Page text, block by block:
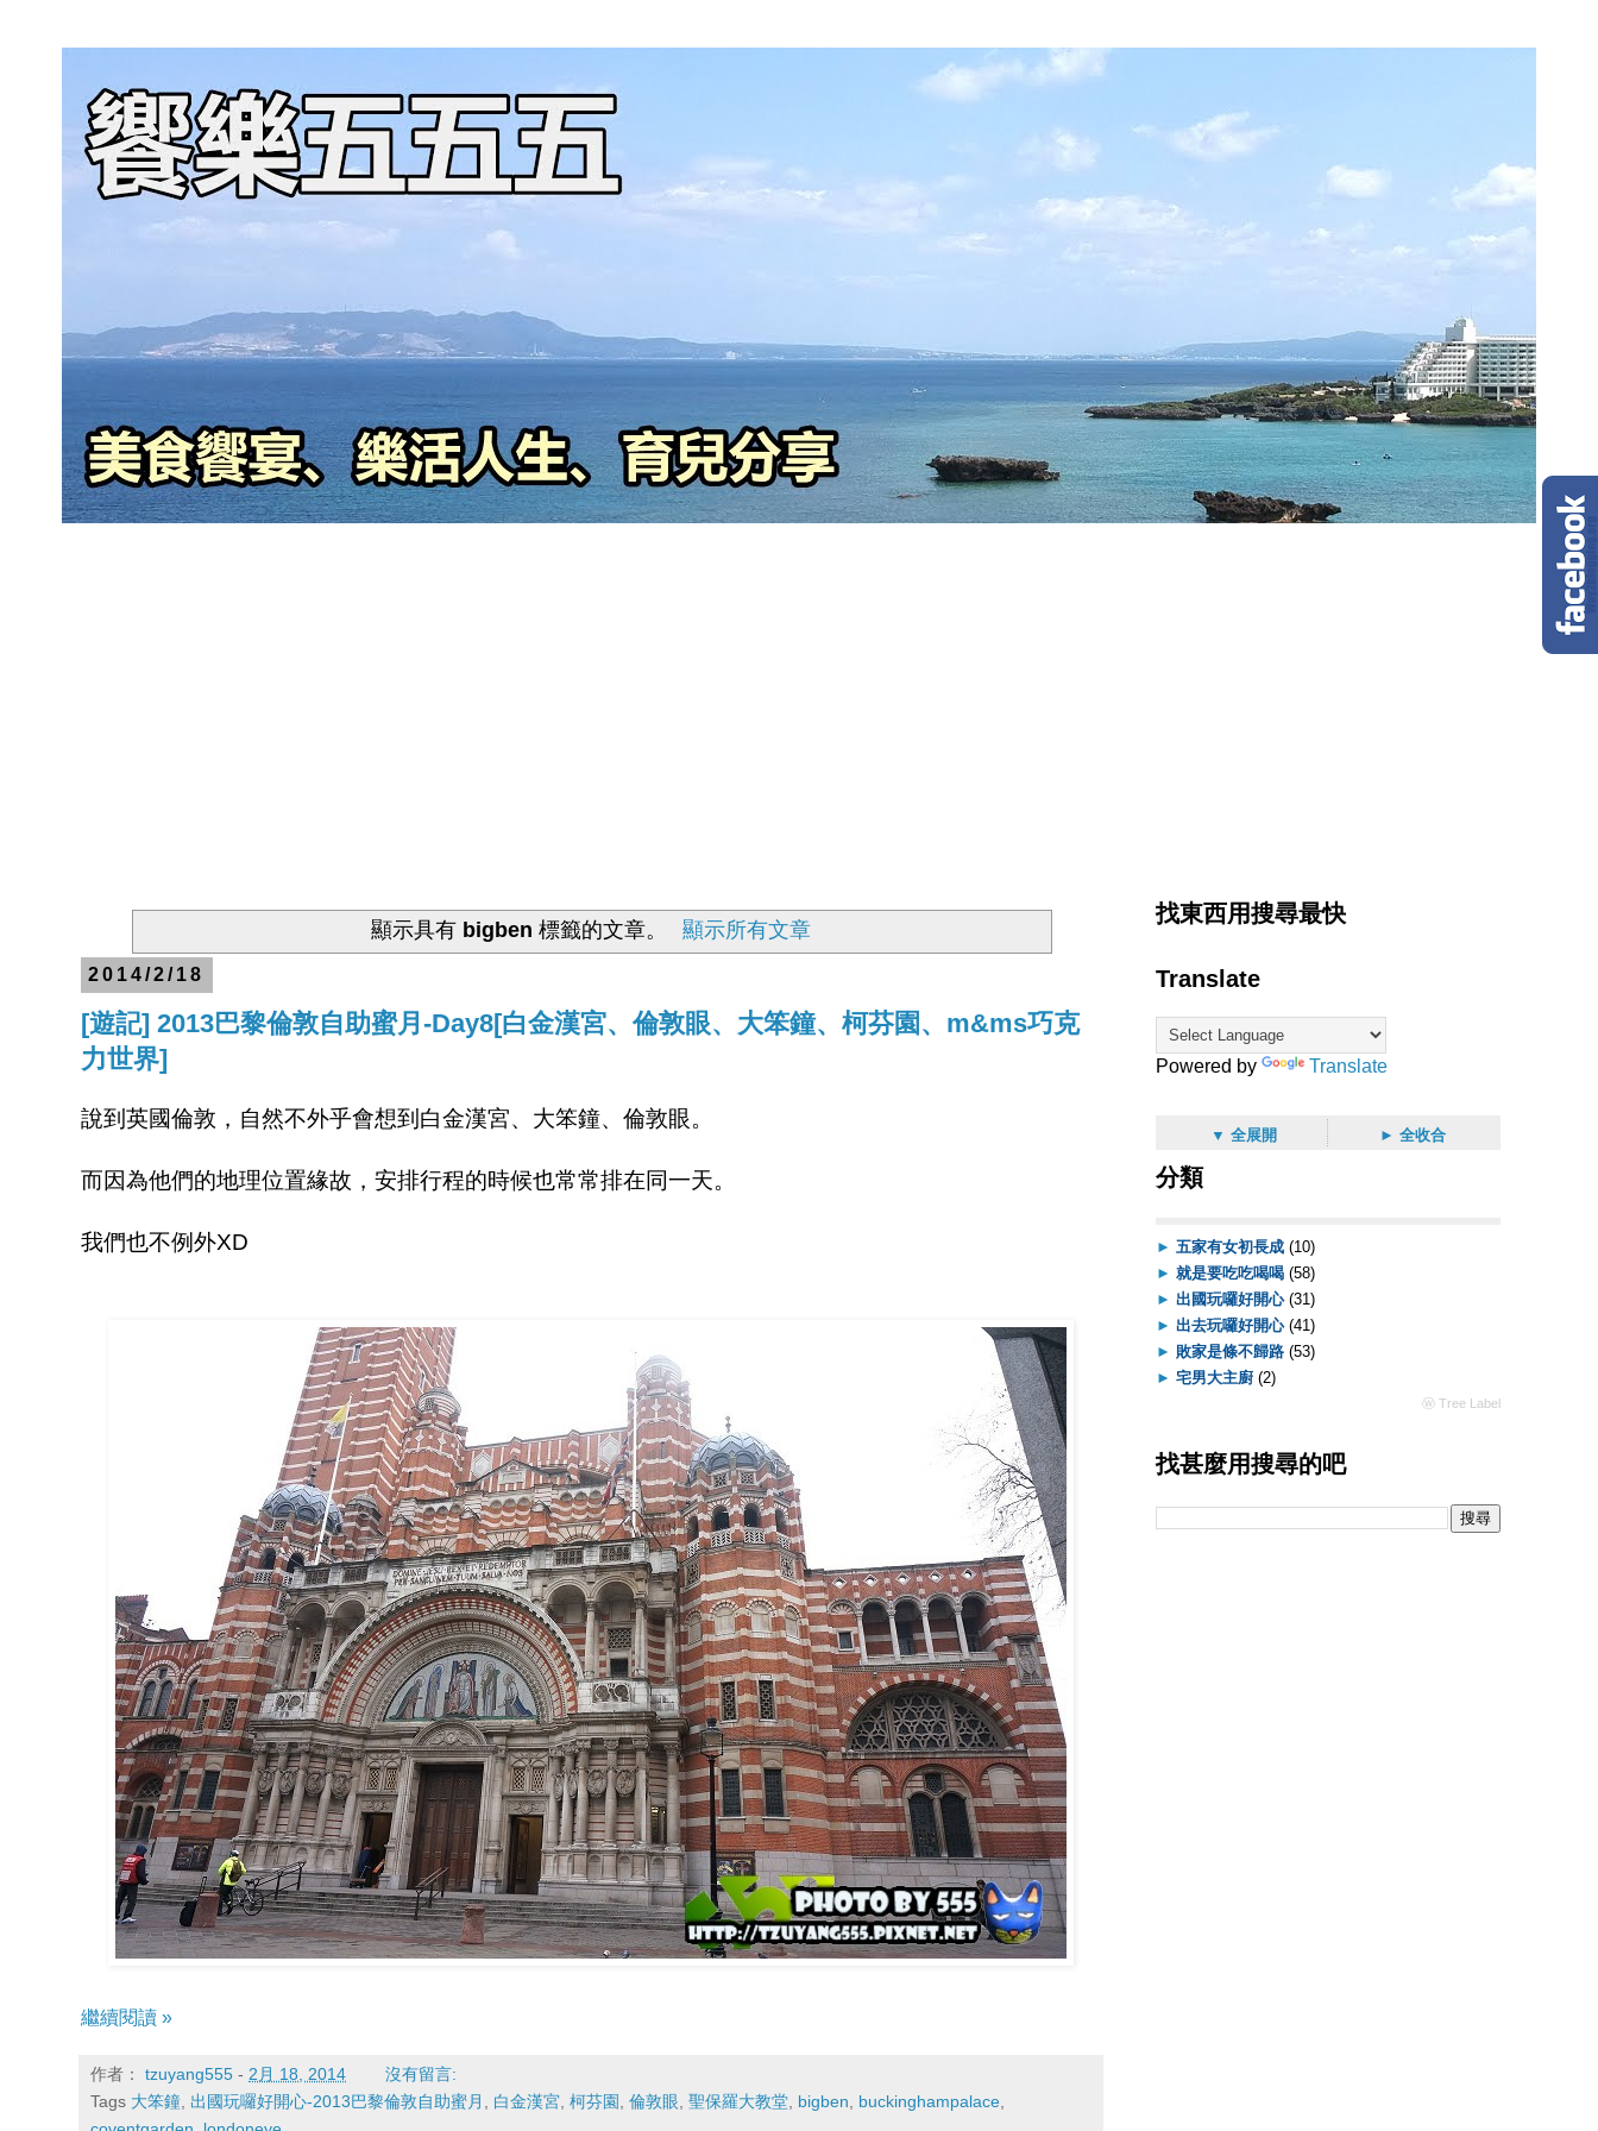
顯示具有 bigben 標籤的文章。 顯示所有文章
2014/2/18
[遊記] 2013巴黎倫敦自助蜜月-Day8[白金漢宮、倫敦眼、大笨鐘、柯芬園、m&ms巧克
力世界]
說到英國倫敦，自然不外乎會想到白金漢宮、大笨鐘、倫敦眼。
而因為他們的地理位置緣故，安排行程的時候也常常排在同一天。
我們也不例外XD
繼續閱讀 »
作者： tzuyang555 - 2月 18, 2014
沒有留言:
Tags 大笨鐘 出國玩囉好開心-2013巴黎倫敦自助蜜月 白金漢宮 柯芬園 倫敦眼 聖保羅大教堂 bigben buckinghampalace
找東西用搜尋最快
Translate
Powered by Translate
▼ 全展開 ► 全收合
分類
► 五家有女初長成 (10)
► 就是要吃吃喝喝 (58)
► 出國玩囉好開心 (31)
► 出去玩囉好開心 (41)
► 敗家是條不歸路 (53)
► 宅男大主廚 (2)
ⓦ Tree Label
找甚麼用搜尋的吧